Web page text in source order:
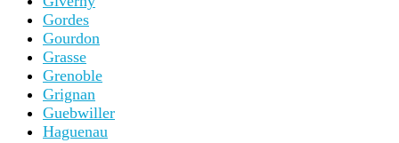
Gordes
Gourdon
Grasse
Grenoble
Grignan
Guebwiller
Haguenau